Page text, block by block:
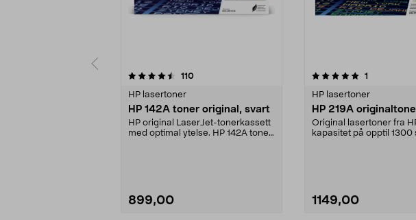
110anmeldelser
HP lasertoner
HP 142A toner original, svart
HP original LaserJet-tonerkassett
med optimal ytelse. HP 142A toner
899,00
5.0 av 5 stjerner 1
HP lasertoner
HP 219A
Original lasertoner fra
kapasitet på opptil 1300
1149,00
4.5 av 5